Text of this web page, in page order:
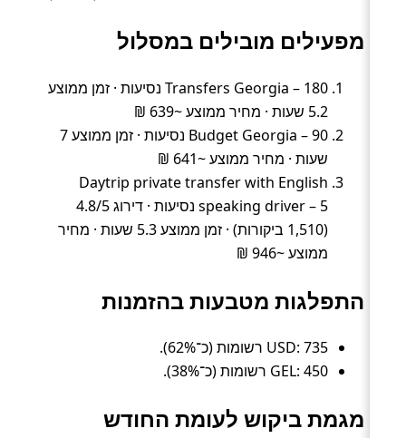
מפעילים מובילים במסלול
Transfers Georgia – 180 נסיעות · זמן ממוצע
5.2 שעות · מחיר ממוצע ~639 ₪
Budget Georgia – 90 נסיעות · זמן ממוצע 7
שעות · מחיר ממוצע ~641 ₪
Daytrip private transfer with English
speaking driver – 5 נסיעות · דירוג 4.8/5
(1,510 ביקורות) · זמן ממוצע 5.3 שעות · מחיר
ממוצע ~946 ₪
התפלגות מטבעות בהזמנות
USD: 735 רשומות (כ־62%).
GEL: 450 רשומות (כ־38%).
מגמת ביקוש לעומת החודש